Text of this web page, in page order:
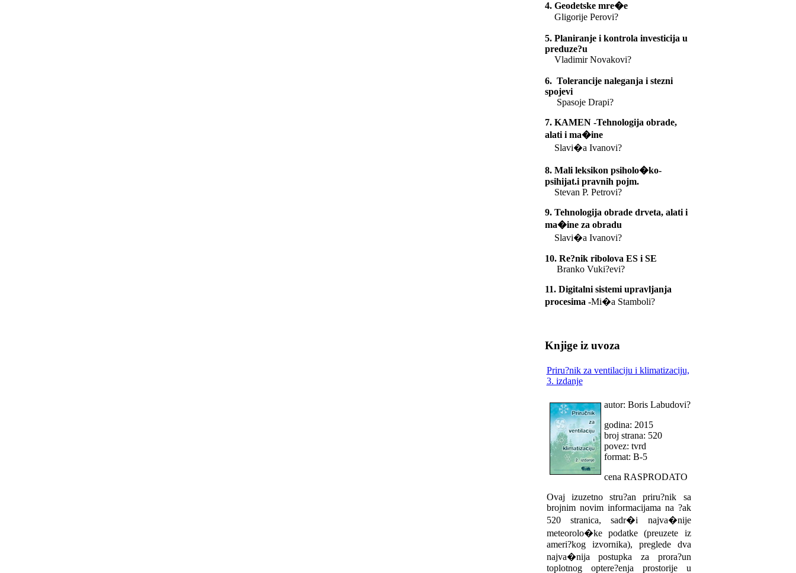
4. Geodetske mre�e
Gligorije Perovi?
5. Planiranje i kontrola investicija u
preduze?u
Vladimir Novakovi?
6. Tolerancije naleganja i stezni
spojevi
Spasoje Drapi?
7. KAMEN -Tehnologija obrade,
alati i ma�ine
Slavi�a Ivanovi?
8. Mali leksikon psiholo�ko-
psihijat.i pravnih pojm.
Stevan P. Petrovi?
9. Tehnologija obrade drveta, alati i
ma�ine za obradu
Slavi�a Ivanovi?
10. Re?nik ribolova ES i SE
Branko Vuki?evi?
11. Digitalni sistemi upravljanja
procesima -Mi�a Stamboli?
Knjige iz uvoza
Priru?nik za ventilaciju i klimatizaciju,
3. izdanje
autor: Boris Labudovi?
godina: 2015
broj strana: 520
povez: tvrd
format: B-5
cena RASPRODATO
Ovaj izuzetno stru?an priru?nik sa
brojnim novim informacijama na ?ak
520 stranica, sadr�i najva�nije
meteorolo�ke podatke (preuzete iz
ameri?kog izvornika), preglede dva
najva�nija postupka za prora?un
toplotnog optere?enja prostorije u